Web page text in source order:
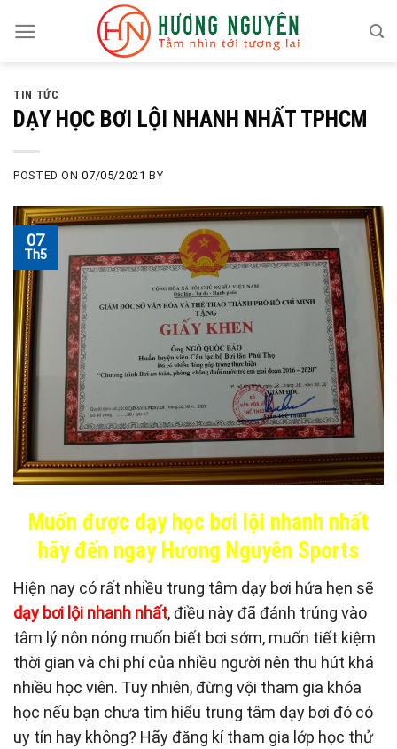
TIN TỨC
DẠY HỌC BƠI LỘI NHANH NHẤT TPHCM
POSTED ON07/05/2021 BY
07
Th5
Muốn được dạy học bơi lội nhanh nhất
hãy đến ngay Hương Nguyên Sports
Hiện nay có rất nhiều trung tâm dạy bơi hứa hẹn sẽ
dạy bơi lội nhanh nhất, điều này đã đánh trúng vào
tâm lý nôn nóng muốn biết bơi sớm, muốn tiết kiệm
thời gian và chi phí của nhiều người nên thu hút khá
nhiều học viên. Tuy nhiên, đừng vội tham gia khóa
học nếu bạn chưa tìm hiểu trung tâm dạy bơi đó có
uy tín hay không? Hãy đăng kí tham gia lớp học thử